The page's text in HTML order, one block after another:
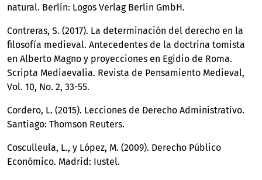
natural. Berlín: Logos Verlag Berlin GmbH.
Contreras, S. (2017). La determinación del derecho en la
filosofía medieval. Antecedentes de la doctrina tomista
en Alberto Magno y proyecciones en Egidio de Roma.
Scripta Mediaevalia. Revista de Pensamiento Medieval,
Vol. 10, No. 2, 33-55.
Cordero, L. (2015). Lecciones de Derecho Administrativo.
Santiago: Thomson Reuters.
Cosculleula, L., y López, M. (2009). Derecho Público
Económico. Madrid: Iustel.